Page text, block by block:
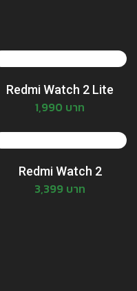
Redmi Watch 2 Lite
1,990 บาท
Redmi Watch 2
3,399 บาท